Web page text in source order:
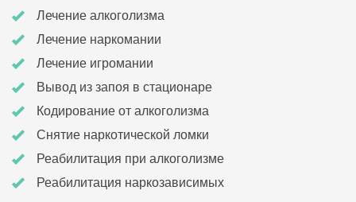
Лечение алкоголизма
Лечение наркомании
Лечение игромании
Вывод из запоя в стационаре
Кодирование от алкоголизма
Снятие наркотической ломки
Реабилитация при алкоголизме
Реабилитация наркозависимых